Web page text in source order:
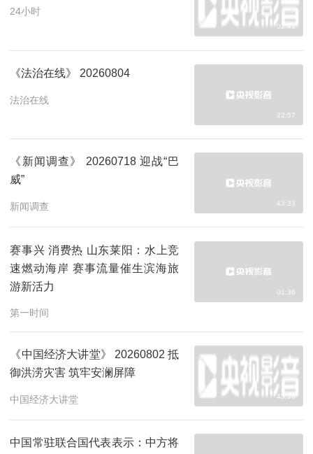
24小时
02:41
《法治在线》 20260804
法治在线
22:57
《新闻调查》 20260718 迎战“巴
威”
新闻调查 43:33
赛事兴 消费热 山东莱阳：水上竞
速燃动海岸 赛事流量催生滨海旅
游新活力
第一时间
01:36
《中国经济大讲堂》 20260802 抵
御洪涝灾害 筑牢安澜屏障
中国经济大讲堂 43:36
中国常驻联合国代表表示：中方将